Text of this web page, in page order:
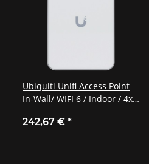
Ubiquiti Unifi Access Point
In-Wall/ WIFI 6 / Indoor / 4x4
242,67 € *